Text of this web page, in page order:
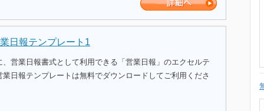
日報テンプレート1
営業日報書式として利用できる「営業日報」のエクセルテ
日報テンプレートは無料でダウンロードしてご利用くださ